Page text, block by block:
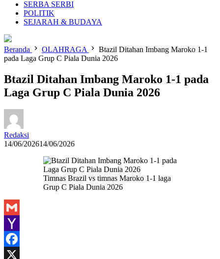
SERBA SERBI
POLITIK
SEJARAH & BUDAYA
Beranda OLAHRAGA
Btazil Ditahan Imbang Maroko 1-1
pada Laga Grup C Piala Dunia 2026
Btazil Ditahan Imbang Maroko 1-1 pada
Laga Grup C Piala Dunia 2026
Redaksi
14/06/202614/06/2026
Timnas Brazil vs timnas Maroko 1-1 laga
Grup C Piala Dunia 2026
Gmail
Yahoo
Mail
Facebook